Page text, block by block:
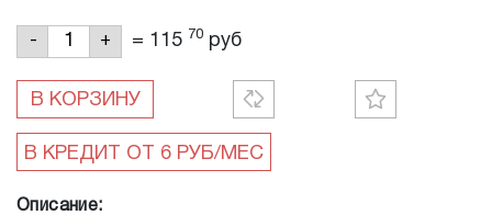
- + = 115 70 руб
В КОРЗИНУ
Описание: